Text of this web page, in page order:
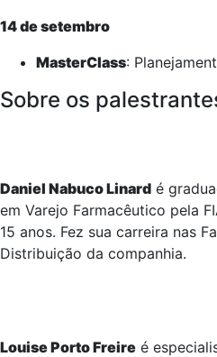
14 de setembro
MasterClass:
Sobre os
Daniel Nabuco Linard é
em Varejo Farmacêutico pela
15 anos. Fez sua carreira nas
Distribuição da companhia.
Louise Porto Freire é